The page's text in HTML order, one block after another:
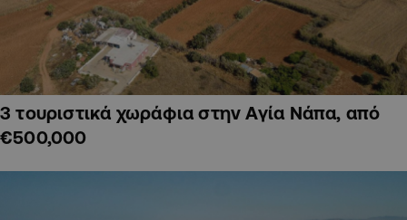
3 τουριστικά χωράφια στην Αγία Νάπα, από
€500,000